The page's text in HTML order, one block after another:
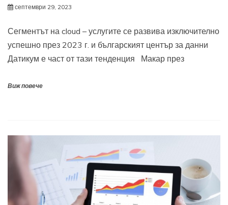
септември 29, 2023
Сегментът на cloud – услугите се развива изключително
успешно през 2023 г. и българският център за данни
Датикум е част от тази тенденция Макар през
Виж повече